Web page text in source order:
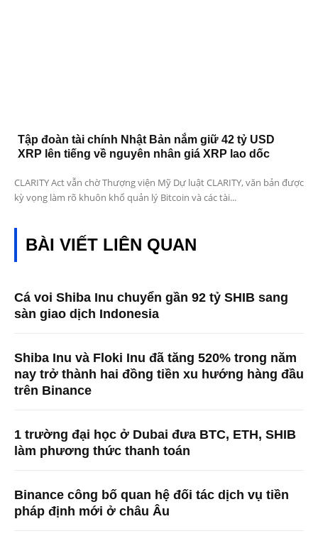
Tập đoàn tài chính Nhật Bản nắm giữ 42 tỷ USD
XRP lên tiếng về nguyên nhân giá XRP lao dốc
CLARITY Act vẫn chờ Thượng viện Mỹ Dự luật CLARITY, văn bản được
kỳ vọng làm rõ khuôn khổ quản lý Bitcoin và các tài...
BÀI VIẾT LIÊN QUAN
Cá voi Shiba Inu chuyển gần 92 tỷ SHIB sang
sàn giao dịch Indonesia
Shiba Inu và Floki Inu đã tăng 520% ​​trong năm
nay trở thành hai đồng tiền xu hướng hàng đầu
trên Binance
1 trường đại học ở Dubai đưa BTC, ETH, SHIB
làm phương thức thanh toán
Binance công bố quan hệ đối tác dịch vụ tiền
pháp định mới ở châu Âu